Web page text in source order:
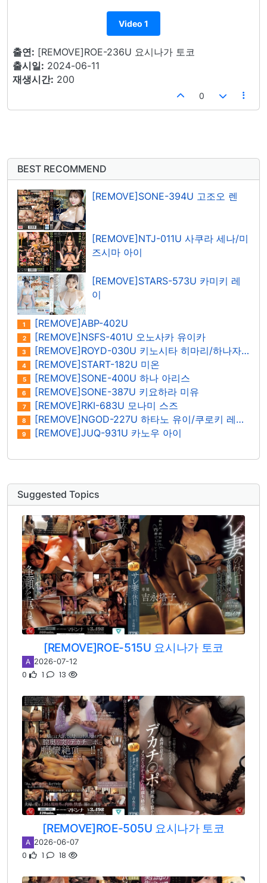
Video 1
출연: [REMOVE]ROE-236U 요시나가 토코
출시일: 2024-06-11
재생시간: 200
0
BEST RECOMMEND
[REMOVE]SONE-394U 고조오 렌
[REMOVE]NTJ-011U 사쿠라 세나/미
즈시마 아이
[REMOVE]STARS-573U 카미키 레
이
1 [REMOVE]ABP-402U
2 [REMOVE]NSFS-401U 오노사카 유이카
3 [REMOVE]ROYD-030U 키노시타 히마리/하나자와 히마리
4 [REMOVE]START-182U 미온
5 [REMOVE]SONE-400U 하나 아리스
6 [REMOVE]SONE-387U 키요하라 미유
7 [REMOVE]RKI-683U 모나미 스즈
8 [REMOVE]NGOD-227U 하타노 유이/쿠로키 레이나
9 [REMOVE]JUQ-931U 카노우 아이
Suggested Topics
[REMOVE]ROE-515U 요시나가 토코
A 2026-07-12
0 1 13
[REMOVE]ROE-505U 요시나가 토코
A 2026-06-07
0 1 18